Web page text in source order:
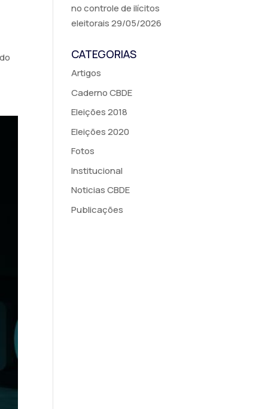
no controle de ilícitos
eleitorais29/05/2026
CATEGORIAS
Artigos
Caderno CBDE
Eleições 2018
Eleições 2020
Fotos
Institucional
Noticias CBDE
Publicações